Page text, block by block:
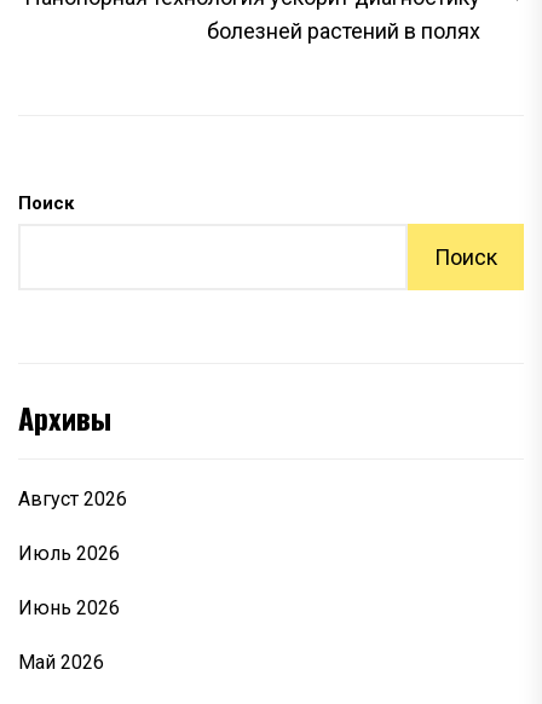
болезней растений в полях
Поиск
Поиск
Архивы
Август 2026
Июль 2026
Июнь 2026
Май 2026